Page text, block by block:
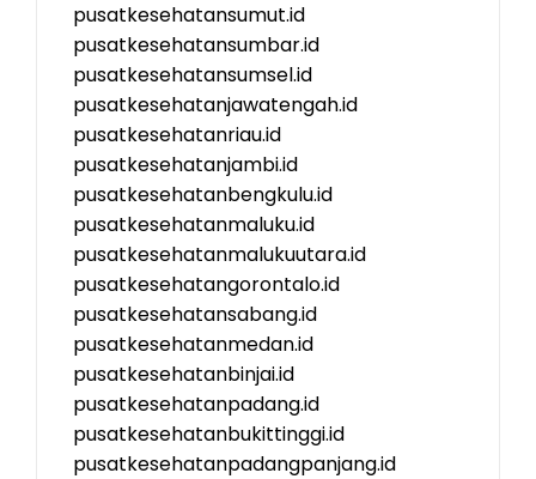
pusatkesehatansumut.id
pusatkesehatansumbar.id
pusatkesehatansumsel.id
pusatkesehatanjawatengah.id
pusatkesehatanriau.id
pusatkesehatanjambi.id
pusatkesehatanbengkulu.id
pusatkesehatanmaluku.id
pusatkesehatanmalukuutara.id
pusatkesehatangorontalo.id
pusatkesehatansabang.id
pusatkesehatanmedan.id
pusatkesehatanbinjai.id
pusatkesehatanpadang.id
pusatkesehatanbukittinggi.id
pusatkesehatanpadangpanjang.id